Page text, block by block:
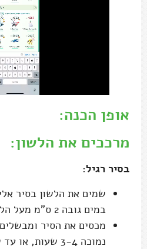
אופן הכנה:
מרככים את הלשון:
בסיר רגיל:
שמים את הלשון בסיר
במים גובה 2 ס"מ מעל הלשון ומביאים לרתיחה.
מכסים את הסיר
נמוכה 3-4 שעות, או עד שהלשון מתרככת.